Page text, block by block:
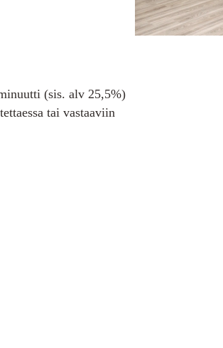
(sis. alv 25,5%)
tai vastaaviin